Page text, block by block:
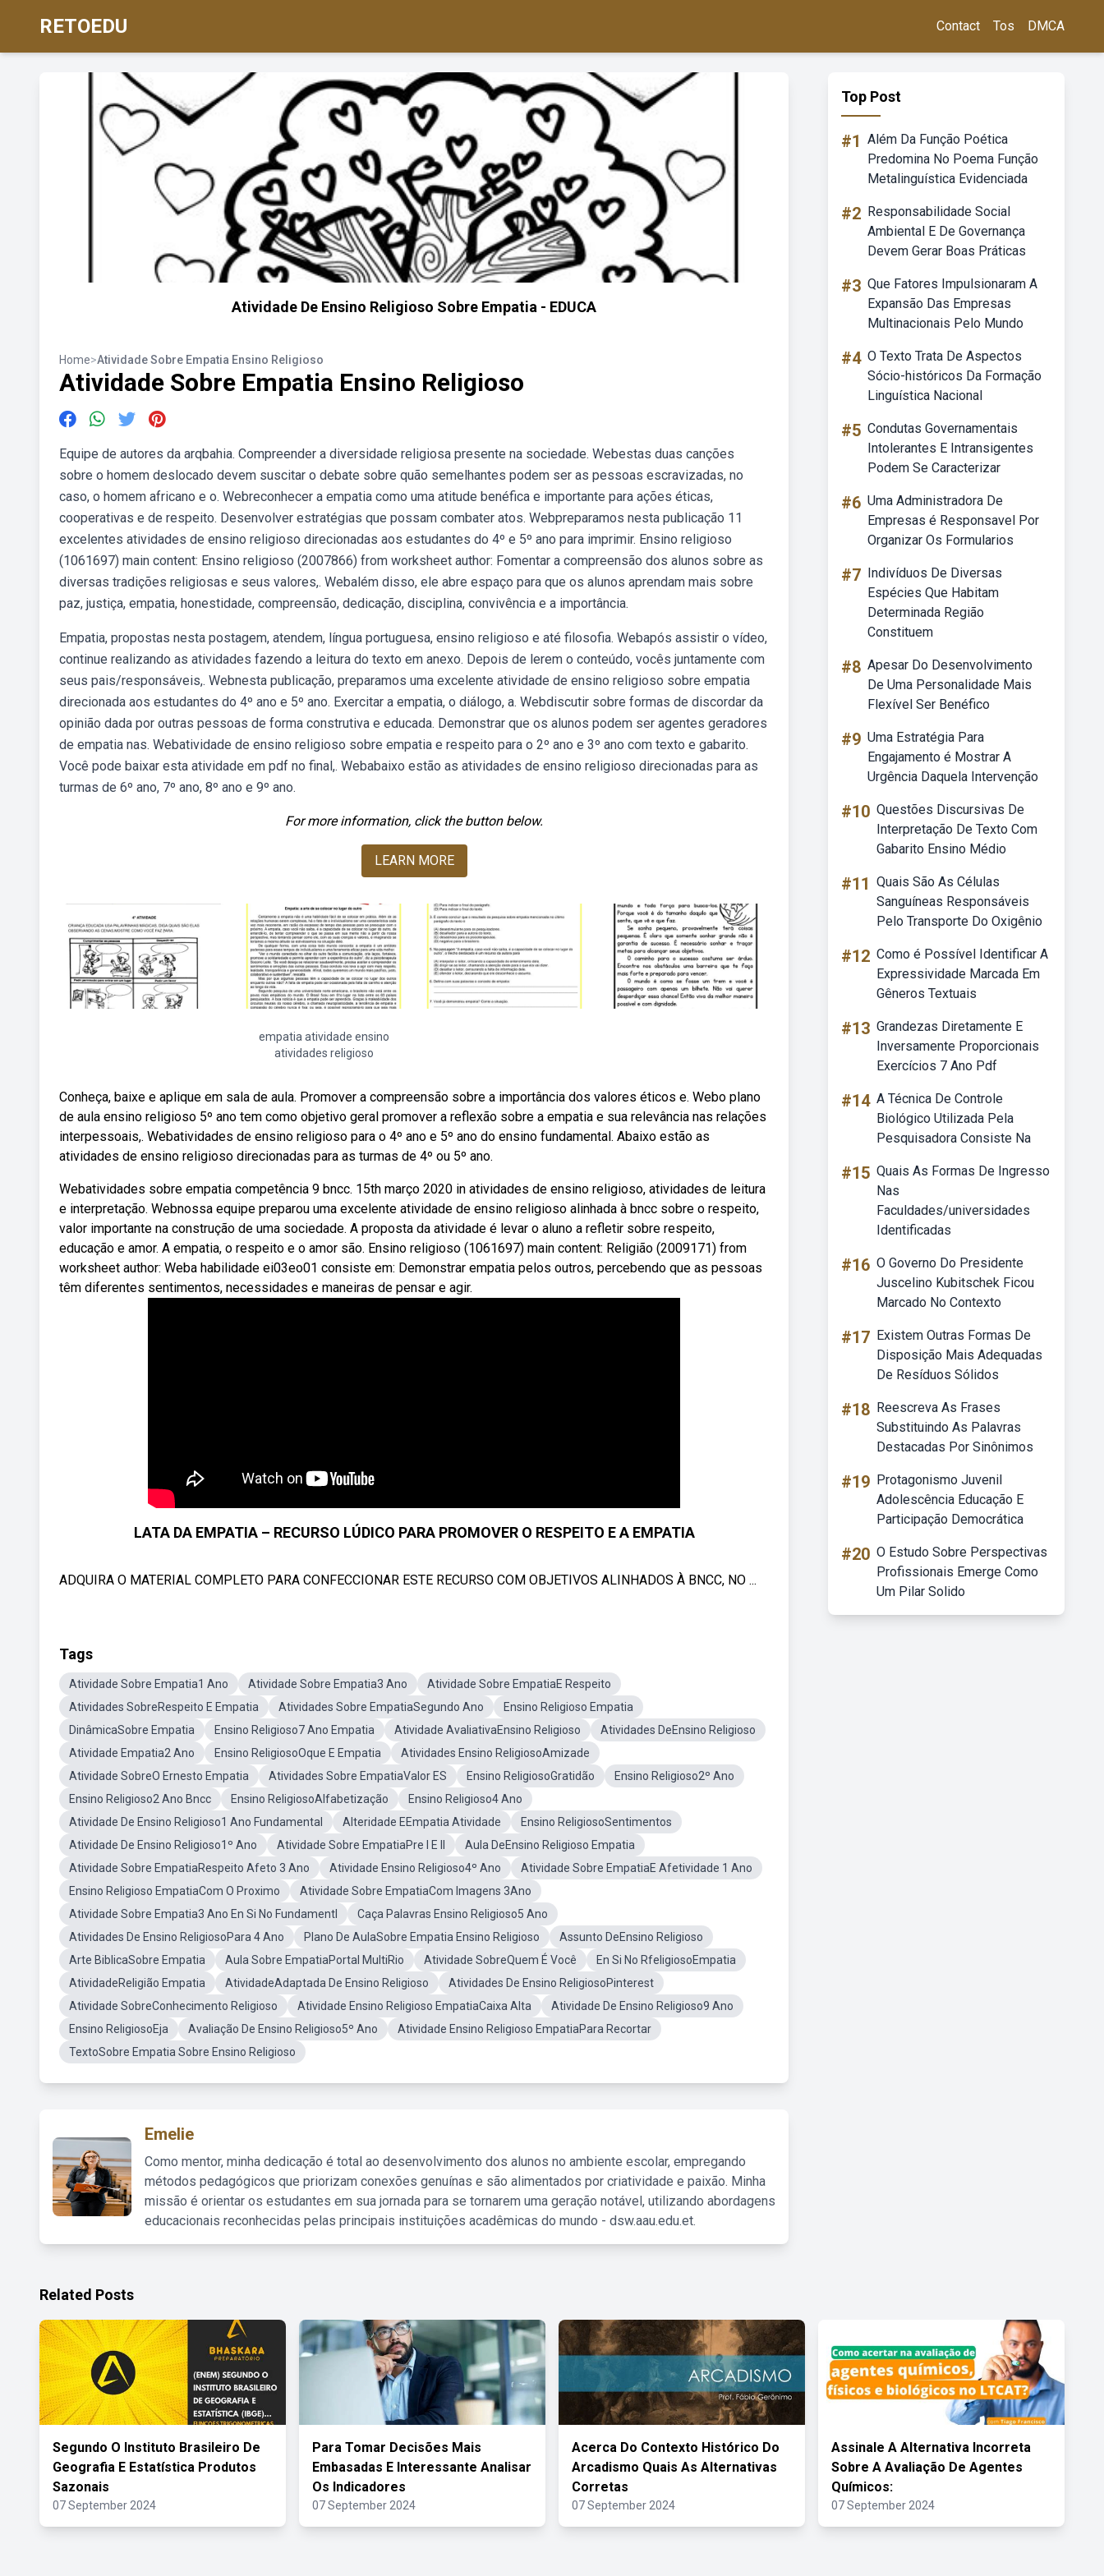
RETOEDU Contact Tos DMCA
Atividade De Ensino Religioso Sobre Empatia - EDUCA
Home>Atividade Sobre Empatia Ensino Religioso
Atividade Sobre Empatia Ensino Religioso
Equipe de autores da arqbahia. Compreender a diversidade religiosa presente na sociedade. Webestas duas canções
sobre o homem deslocado devem suscitar o debate sobre quão semelhantes podem ser as pessoas escravizadas, no
caso, o homem africano e o. Webreconhecer a empatia como uma atitude benéfica e importante para ações éticas,
cooperativas e de respeito. Desenvolver estratégias que possam combater atos. Webpreparamos nesta publicação 11
excelentes atividades de ensino religioso direcionadas aos estudantes do 4º e 5º ano para imprimir. Ensino religioso
(1061697) main content: Ensino religioso (2007866) from worksheet author: Fomentar a compreensão dos alunos sobre as
diversas tradições religiosas e seus valores,. Webalém disso, ele abre espaço para que os alunos aprendam mais sobre
paz, justiça, empatia, honestidade, compreensão, dedicação, disciplina, convivência e a importância.
Empatia, propostas nesta postagem, atendem, língua portuguesa, ensino religioso e até filosofia. Webapós assistir o vídeo,
continue realizando as atividades fazendo a leitura do texto em anexo. Depois de lerem o conteúdo, vocês juntamente com
seus pais/responsáveis,. Webnesta publicação, preparamos uma excelente atividade de ensino religioso sobre empatia
direcionada aos estudantes do 4º ano e 5º ano. Exercitar a empatia, o diálogo, a. Webdiscutir sobre formas de discordar da
opinião dada por outras pessoas de forma construtiva e educada. Demonstrar que os alunos podem ser agentes geradores
de empatia nas. Webatividade de ensino religioso sobre empatia e respeito para o 2º ano e 3º ano com texto e gabarito.
Você pode baixar esta atividade em pdf no final,. Webabaixo estão as atividades de ensino religioso direcionadas para as
turmas de 6º ano, 7º ano, 8º ano e 9º ano.
For more information, click the button below.
LEARN MORE
empatia atividade ensino
atividades religioso
Conheça, baixe e aplique em sala de aula. Promover a compreensão sobre a importância dos valores éticos e. Webo plano
de aula ensino religioso 5º ano tem como objetivo geral promover a reflexão sobre a empatia e sua relevância nas relações
interpessoais,. Webatividades de ensino religioso para o 4º ano e 5º ano do ensino fundamental. Abaixo estão as
atividades de ensino religioso direcionadas para as turmas de 4º ou 5º ano.
Webatividades sobre empatia competência 9 bncc. 15th março 2020 in atividades de ensino religioso, atividades de leitura
e interpretação. Webnossa equipe preparou uma excelente atividade de ensino religioso alinhada à bncc sobre o respeito,
valor importante na construção de uma sociedade. A proposta da atividade é levar o aluno a refletir sobre respeito,
educação e amor. A empatia, o respeito e o amor são. Ensino religioso (1061697) main content: Religião (2009171) from
worksheet author: Weba habilidade ei03eo01 consiste em: Demonstrar empatia pelos outros, percebendo que as pessoas
têm diferentes sentimentos, necessidades e maneiras de pensar e agir.
LATA DA EMPATIA – RECURSO LÚDICO PARA PROMOVER O RESPEITO E A EMPATIA
ADQUIRA O MATERIAL COMPLETO PARA CONFECCIONAR ESTE RECURSO COM OBJETIVOS ALINHADOS À BNCC, NO ...
Tags
Atividade Sobre Empatia1 Ano Atividade Sobre Empatia3 Ano
Atividade Sobre EmpatiaE Respeito
Atividades SobreRespeito E Empatia
Atividades Sobre EmpatiaSegundo Ano
Ensino Religioso Empatia
DinâmicaSobre Empatia
Ensino Religioso7 Ano Empatia Atividade AvaliativaEnsino Religioso
Atividades DeEnsino Religioso
Atividade Empatia2 Ano
Ensino ReligiosoOque E Empatia
Atividades Ensino ReligiosoAmizade
Atividade SobreO Ernesto Empatia
Atividades Sobre EmpatiaValor ES Ensino ReligiosoGratidão
Ensino Religioso2º Ano
Ensino Religioso2 Ano Bncc
Ensino ReligiosoAlfabetização
Ensino Religioso4 Ano
Atividade De Ensino Religioso1 Ano Fundamental
Alteridade EEmpatia Atividade
Ensino ReligiosoSentimentos
Atividade De Ensino Religioso1º Ano
Atividade Sobre EmpatiaPre I E II
Aula DeEnsino Religioso Empatia
Atividade Sobre EmpatiaRespeito Afeto 3 Ano
Atividade Ensino Religioso4º Ano
Atividade Sobre EmpatiaE Afetividade 1 Ano
Ensino Religioso EmpatiaCom O Proximo
Atividade Sobre EmpatiaCom Imagens 3Ano
Atividade Sobre Empatia3 Ano En Si No Fundamentl
Caça Palavras Ensino Religioso5 Ano
Atividades De Ensino ReligiosoPara 4 Ano
Plano De AulaSobre Empatia Ensino Religioso
Assunto DeEnsino Religioso
Arte BiblicaSobre Empatia
Aula Sobre EmpatiaPortal MultiRio Atividade SobreQuem É Você
En Si No RfeligiosoEmpatia
AtividadeReligião Empatia
AtividadeAdaptada De Ensino Religioso
Atividades De Ensino ReligiosoPinterest
Atividade SobreConhecimento Religioso
Atividade Ensino Religioso EmpatiaCaixa Alta
Atividade De Ensino Religioso9 Ano
Ensino ReligiosoEja
Avaliação De Ensino Religioso5º Ano
Atividade Ensino Religioso EmpatiaPara Recortar
TextoSobre Empatia Sobre Ensino Religioso
Emelie
Como mentor, minha dedicação é total ao desenvolvimento dos alunos no ambiente escolar, empregando
métodos pedagógicos que priorizam conexões genuínas e são alimentados por criatividade e paixão. Minha
missão é orientar os estudantes em sua jornada para se tornarem uma geração notável, utilizando abordagens
educacionais reconhecidas pelas principais instituições acadêmicas do mundo - dsw.aau.edu.et.
Top Post
#1 Além Da Função Poética
Predomina No Poema Função
Metalinguística Evidenciada
#2 Responsabilidade Social
Ambiental E De Governança
Devem Gerar Boas Práticas
#3 Que Fatores Impulsionaram A
Expansão Das Empresas
Multinacionais Pelo Mundo
#4 O Texto Trata De Aspectos
Sócio-históricos Da Formação
Linguística Nacional
#5 Condutas Governamentais
Intolerantes E Intransigentes
Podem Se Caracterizar
#6 Uma Administradora De
Empresas é Responsavel Por
Organizar Os Formularios
#7 Indivíduos De Diversas
Espécies Que Habitam
Determinada Região
Constituem
#8 Apesar Do Desenvolvimento
De Uma Personalidade Mais
Flexível Ser Benéfico
#9 Uma Estratégia Para
Engajamento é Mostrar A
Urgência Daquela Intervenção
#10 Questões Discursivas De
Interpretação De Texto Com
Gabarito Ensino Médio
#11 Quais São As Células
Sanguíneas Responsáveis
Pelo Transporte Do Oxigênio
#12 Como é Possível Identificar A
Expressividade Marcada Em
Gêneros Textuais
#13 Grandezas Diretamente E
Inversamente Proporcionais
Exercícios 7 Ano Pdf
#14 A Técnica De Controle
Biológico Utilizada Pela
Pesquisadora Consiste Na
#15 Quais As Formas De Ingresso
Nas
Faculdades/universidades
Identificadas
#16 O Governo Do Presidente
Juscelino Kubitschek Ficou
Marcado No Contexto
#17 Existem Outras Formas De
Disposição Mais Adequadas
De Resíduos Sólidos
#18 Reescreva As Frases
Substituindo As Palavras
Destacadas Por Sinônimos
#19 Protagonismo Juvenil
Adolescência Educação E
Participação Democrática
#20 O Estudo Sobre Perspectivas
Profissionais Emerge Como
Um Pilar Solido
Related Posts
Segundo O Instituto Brasileiro De
Geografia E Estatística Produtos
Sazonais
07 September 2024
Para Tomar Decisões Mais
Embasadas E Interessante Analisar
Os Indicadores
07 September 2024
Acerca Do Contexto Histórico Do
Arcadismo Quais As Alternativas
Corretas
07 September 2024
Assinale A Alternativa Incorreta
Sobre A Avaliação De Agentes
Químicos:
07 September 2024